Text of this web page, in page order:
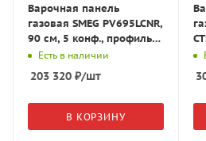
Варочная панель
газовая SMEG PV695LCNR,
90 см, 5 конф., профиль
медный, чёрное стекло/
Есть в наличии
203 320 ₽/шт
В КОРЗИНУ